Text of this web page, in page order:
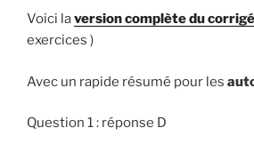
Voici laversion complète du corrigé
exercices )
Avec un rapide résumé pour les
Question 1 : réponse D